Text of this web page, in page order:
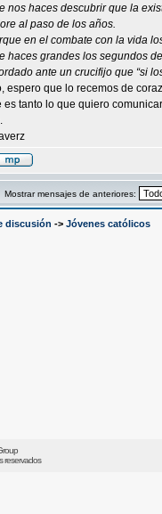
nos haces descubrir que la
al paso de los años.
en el combate con la vida
haces grandes los segundos
ante un crucifijo que “si
espero que lo recemos de
es tanto lo que quiero
Mostrar mensajes de anteriores:
discusión -> Jóvenes católicos
reservados